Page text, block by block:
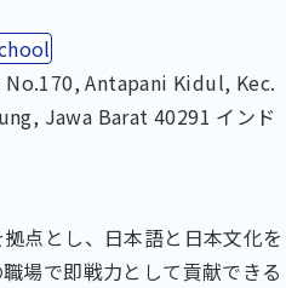
Antapani Kidul, Kec.
Jawa Barat 40291 インド
点とし、日本語と日本文化を
場で即戦力として貢献できる